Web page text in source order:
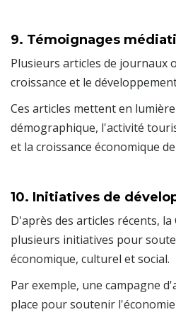
9. Témoignages
Plusieurs articles de journaux
croissance et le
Ces articles mettent en
démographique, l'activité
et la croissance économique
10. Initiatives de
D'après des articles récents,
plusieurs initiatives pour
économique, culturel et social.
Par exemple, une campagne
place pour soutenir